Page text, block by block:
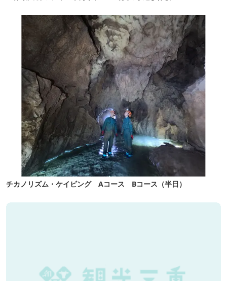
チカノリズム・ケイビング Aコース Bコース（半日）